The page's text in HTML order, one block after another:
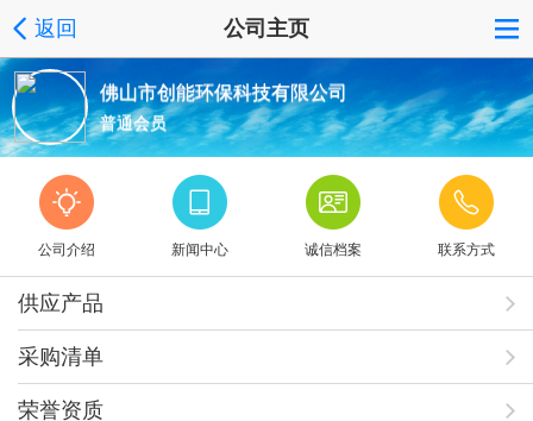
返回 公司主页
佛山市创能环保科技有限公司
普通会员
公司介绍 新闻中心 诚信档案 联系方式
供应产品
采购清单
荣誉资质